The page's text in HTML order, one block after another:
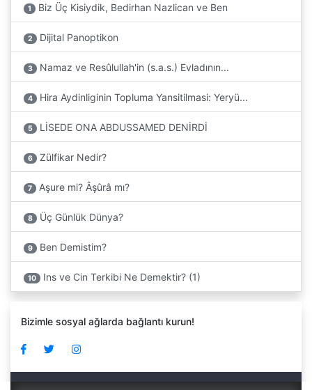
1 Biz Üç Kisiydik, Bedirhan Nazlican ve Ben
2 Dijital Panoptikon
3 Namaz ve Resûlullah'in (s.a.s.) Evladının...
4 Hira Aydinliginin Topluma Yansitilmasi: Yeryü...
5 LİSEDE ONA ABDUSSAMED DENİRDİ
6 Zülfikar Nedir?
7 Aşure mi? Âşûrâ mı?
8 Üç Günlük Dünya?
9 Ben Demistim?
10 Ins ve Cin Terkibi Ne Demektir? (1)
Bizimle sosyal ağlarda bağlantı kurun!